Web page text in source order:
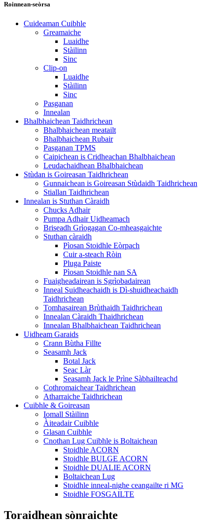
Roinnean-seòrsa
Cuideaman Cuibhle
Greamaiche
Luaidhe
Stàilinn
Sinc
Clip-on
Luaidhe
Stàilinn
Sinc
Pasganan
Innealan
Bhalbhaichean Taidhrichean
Bhalbhaichean meatailt
Bhalbhaichean Rubair
Pasganan TPMS
Caipichean is Cridheachan Bhalbhaichean
Leudachaidhean Bhalbhaichean
Stùdan is Goireasan Taidhrichean
Gunnaichean is Goireasan Stùdaidh Taidhrichean
Stiallan Taidhrichean
Innealan is Stuthan Càraidh
Chucks Adhair
Pumpa Adhair Uidheamach
Briseadh Grìogagan Co-mheasgaichte
Stuthan càraidh
Pìosan Stoidhle Eòrpach
Cuir a-steach Ròin
Pluga Paiste
Pìosan Stoidhle nan SA
Fuaigheadairean is Sgrìobadairean
Inneal Suidheachaidh is Dì-shuidheachaidh
Taidhrichean
Tomhasairean Brùthaidh Taidhrichean
Innealan Càraidh Thaidhrichean
Innealan Bhalbhaichean Taidhrichean
Uidheam Garaids
Crann Bùtha Fillte
Seasamh Jack
Botal Jack
Seac Làr
Seasamh Jack le Prìne Sàbhailteachd
Cothromaichear Taidhrichean
Atharraiche Taidhrichean
Cuibhle & Goireasan
Iomall Stàilinn
Àiteadair Cuibhle
Glasan Cuibhle
Cnothan Lug Cuibhle is Boltaichean
Stoidhle ACORN
Stoidhle BULGE ACORN
Stoidhle DUALIE ACORN
Boltaichean Lug
Stoidhle inneal-nighe ceangailte ri MG
Stoidhle FOSGAILTE
Toraidhean sònraichte